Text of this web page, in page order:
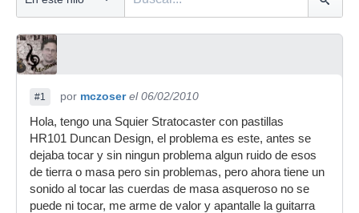
#1 por mczoser el 06/02/2010
Hola, tengo una Squier Stratocaster con pastillas
HR101 Duncan Design, el problema es este, antes se
dejaba tocar y sin ningun problema algun ruido de esos
de tierra o masa pero sin problemas, pero ahora tiene un
sonido al tocar las cuerdas de masa asqueroso no se
puede ni tocar, me arme de valor y apantalle la guitarra